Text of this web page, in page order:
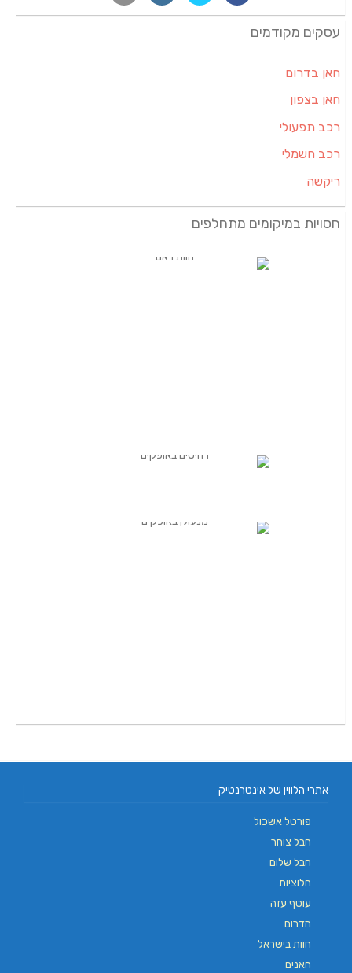
עסקים מקודמים
חאן בדרום
חאן בצפון
רכב תפעולי
רכב חשמלי
ריקשה
חסויות במיקומים מתחלפים
אתרי הלווין של אינטרנטיק
פורטל אשכול
חבל צוחר
חבל שלום
חלוציות
עוטף עזה
הדרום
חוות בישראל
חאנים